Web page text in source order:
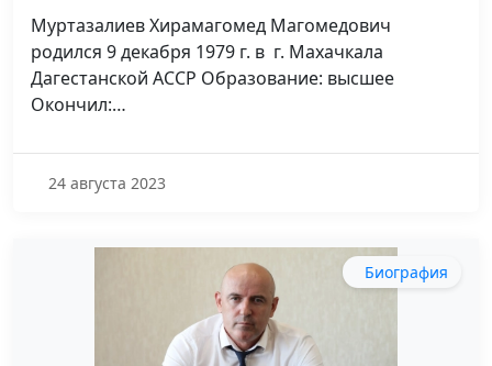
Муртазалиев Хирамагомед Магомедович
родился 9 декабря 1979 г. в г. Махачкала
Дагестанской АССР Образование: высшее
Окончил:…
24 августа 2023
Биография